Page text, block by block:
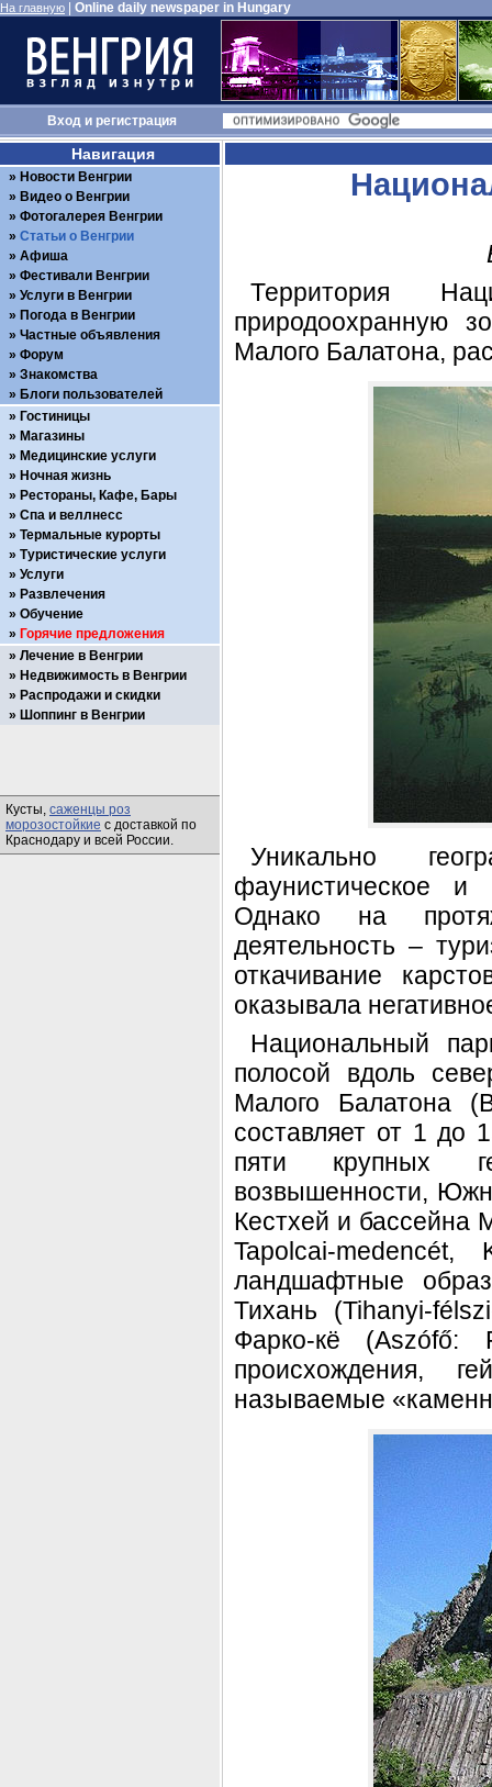
На главную Online daily newspaper in Hungary
Входи регистрация
Территория
природоохранную
Малого Балатона,
Уникально
фаунистическое и
Однако на
деятельность –
откачивание
оказывала
Национальный
полосой вдоль
Малого Балатона
составляет от 1 до
пяти крупных
возвышенности,
Кестхей и бассейна
Tapolcai-medencét,
ландшафтные
Тихань (Tihanyi-
Фарко-кё (Aszófő:
происхождения,
называемые
Навигация
Новости Венгрии
Видео о Венгрии
Фотогалерея Венгрии
Статьи о Венгрии
Афиша
Фестивали Венгрии
Услуги в Венгрии
Погода в Венгрии
Частные объявления
Форум
Знакомства
Блоги пользователей
Гостиницы
Магазины
Медицинские услуги
Ночная жизнь
Рестораны, Кафе, Бары
Спа и веллнесс
Термальные курорты
Туристические услуги
Услуги
Развлечения
Обучение
Горячие предложения
Лечение в Венгрии
Недвижимость в Венгрии
Распродажи и скидки
Шоппинг в Венгрии
Кусты, саженцы роз
морозостойкие с доставкой по
Краснодару и всей России.